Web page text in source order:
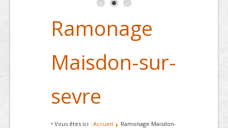
Ramonage
Maisdon-sur-
sevre
• Vous êtes ici : Accueil
Ramonage Maisdon-